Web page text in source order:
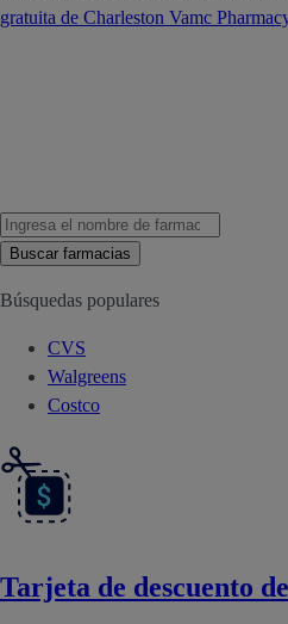
gratuita de Charleston Vamc
Buscar farmacias
Búsquedas populares
CVS
Walgreens
Costco
Tarjeta de descuento